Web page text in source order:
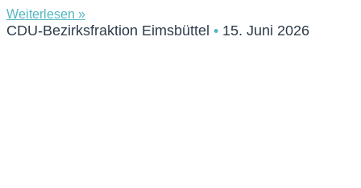
Weiterlesen »
CDU-Bezirksfraktion Eimsbüttel 15. Juni 2026